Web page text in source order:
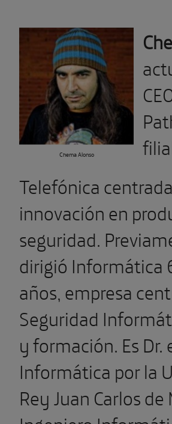
Chema Alonso
Telefónica
innovación en
seguridad.
dirigió Informática
años, empresa
Seguridad
y formación. Es Dr.
Informática por la
Rey Juan Carlos